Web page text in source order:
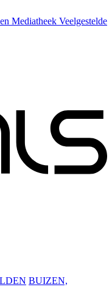
Mediatheek Veelgestelde
BUIZEN,